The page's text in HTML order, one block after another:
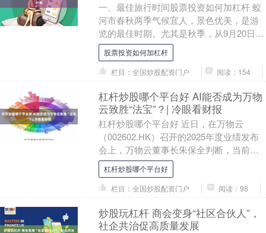
一、最佳旅行时间股票投资如何加杠杆 蛟
河市春秋两季气候宜人，景色优美，是游
览的最佳时期。尤其是秋季，从9月20日至
10月10日，蛟河的红叶进入最佳观赏期，
此时的....
股票投资如何加杠杆
栏目：全国炒股配资门户
阅读：154
杠杆炒股哪个平台好 AI能否成为万物
云致胜“法宝”？| 冷眼看财报
杠杆炒股哪个平台好 近日，在万物云
（002602.HK）召开的2025年度业绩发布
会上，万物云董事长朱保全判断，当前物
业市场竞争已进入“战国时代”，行业集中度
持....
杠杆炒股哪个平台好
栏目：全国炒股配资门户
阅读：98
炒股玩杠杆 商会变身“社区合伙人”，
社企共治促高质量发展